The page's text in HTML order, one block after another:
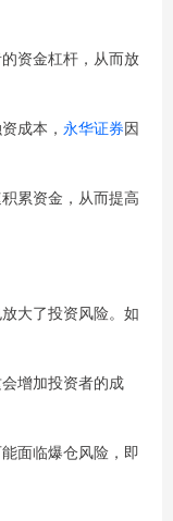
资金杠杆，从而放
成本， 永华证券因
累资金，从而提高
大了投资风险。如
增加投资者的成
面临爆仓风险，即